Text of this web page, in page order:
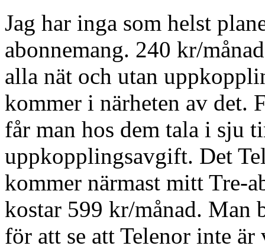
Jag har inga som helst
abonnemang. 240 kr/
alla nät och utan
kommer i närheten av det.
får man hos dem tala i sju
uppkopplingsavgift. Det
kommer närmast mitt Tre-
kostar 599 kr/månad. Man
för att se att Telenor inte